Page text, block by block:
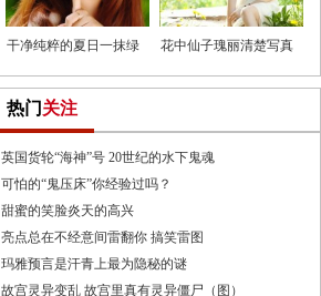
干净纯粹的夏日一抹绿 花中仙子瑰丽清楚写真
热门 关注
英国货轮“海神”号 20世纪的水下鬼魂
可怕的“鬼压床”你经验过吗？
甜蜜的笑脸炎天的高兴
亮点总在不经意间雷翻你 搞笑雷图
玛雅预言是汗青上最为隐秘的谜
故宫灵异变乱 故宫里真有灵异僵尸（图）